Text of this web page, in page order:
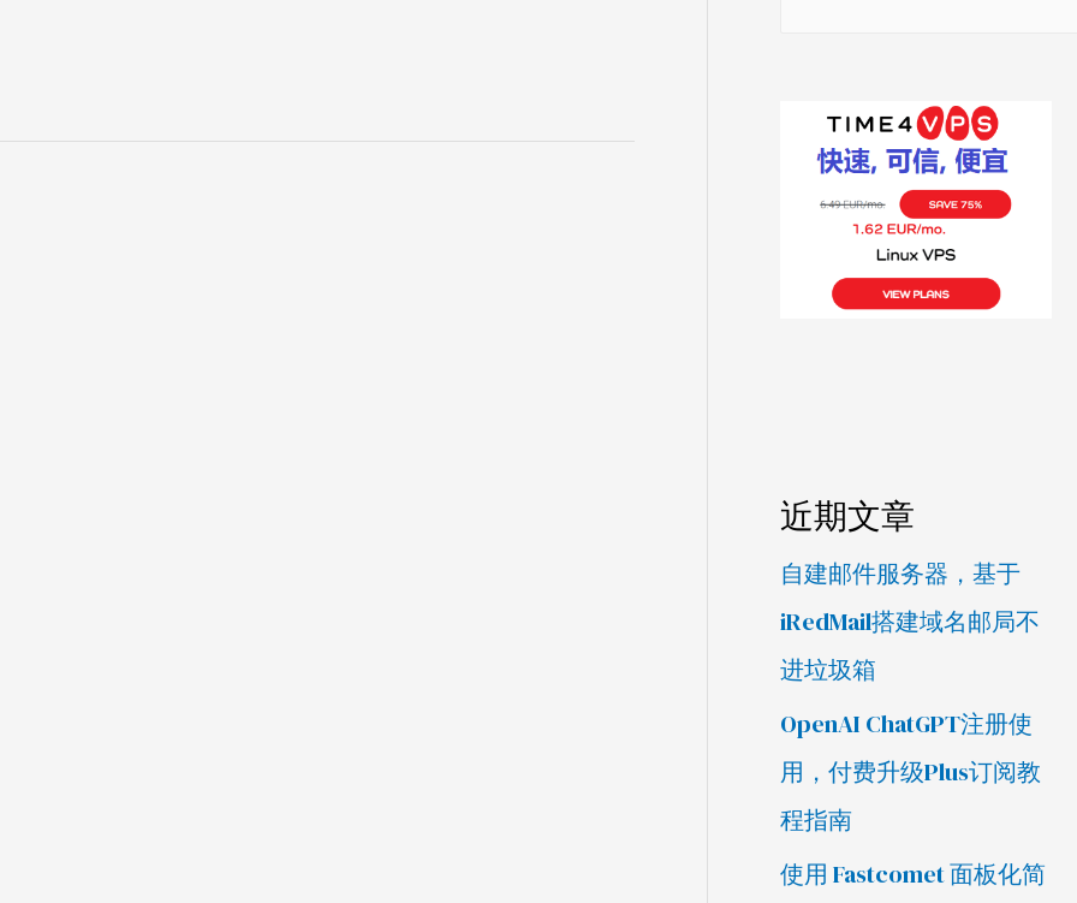
近期文章
自建邮件服务器，基于
iRedMail搭建域名邮局不
进垃圾箱
OpenAI ChatGPT注册使
用，付费升级Plus订阅教
程指南
使用 Fastcomet 面板化简